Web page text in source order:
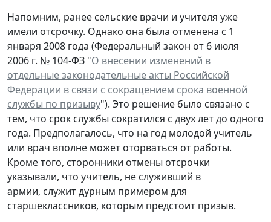
Напомним, ранее сельские врачи и учителя уже
имели отсрочку. Однако она была отменена с 1
января 2008 года (Федеральный закон от 6 июля
2006 г. № 104-ФЗ "О внесении изменений в
отдельные законодательные акты Российской
Федерации в связи с сокращением срока военной
службы по призыву"). Это решение было связано с
тем, что срок службы сократился с двух лет до одного
года. Предполагалось, что на год молодой учитель
или врач вполне может оторваться от работы.
Кроме того, сторонники отмены отсрочки
указывали, что учитель, не служивший в
армии, служит дурным примером для
старшеклассников, которым предстоит призыв.